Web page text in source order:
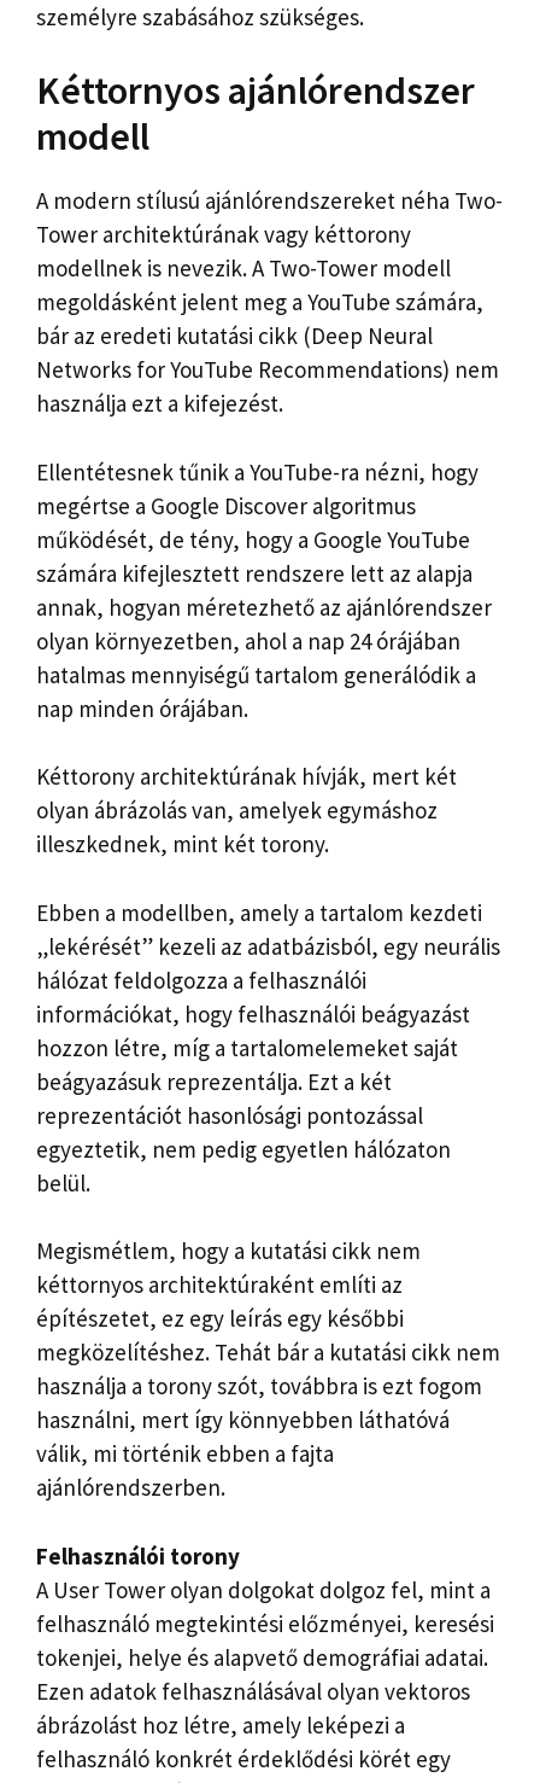
személyre szabásához szükséges.
Kéttornyos ajánlórendszer
modell
A modern stílusú ajánlórendszereket néha Two-
Tower architektúrának vagy kéttorony
modellnek is nevezik. A Two-Tower modell
megoldásként jelent meg a YouTube számára,
bár az eredeti kutatási cikk (Deep Neural
Networks for YouTube Recommendations) nem
használja ezt a kifejezést.
Ellentétesnek tűnik a YouTube-ra nézni, hogy
megértse a Google Discover algoritmus
működését, de tény, hogy a Google YouTube
számára kifejlesztett rendszere lett az alapja
annak, hogyan méretezhető az ajánlórendszer
olyan környezetben, ahol a nap 24 órájában
hatalmas mennyiségű tartalom generálódik a
nap minden órájában.
Kéttorony architektúrának hívják, mert két
olyan ábrázolás van, amelyek egymáshoz
illeszkednek, mint két torony.
Ebben a modellben, amely a tartalom kezdeti
„lekérését” kezeli az adatbázisból, egy neurális
hálózat feldolgozza a felhasználói
információkat, hogy felhasználói beágyazást
hozzon létre, míg a tartalomelemeket saját
beágyazásuk reprezentálja. Ezt a két
reprezentációt hasonlósági pontozással
egyeztetik, nem pedig egyetlen hálózaton
belül.
Megismétlem, hogy a kutatási cikk nem
kéttornyos architektúraként említi az
építészetet, ez egy leírás egy későbbi
megközelítéshez. Tehát bár a kutatási cikk nem
használja a torony szót, továbbra is ezt fogom
használni, mert így könnyebben láthatóvá
válik, mi történik ebben a fajta
ajánlórendszerben.
Felhasználói torony
A User Tower olyan dolgokat dolgoz fel, mint a
felhasználó megtekintési előzményei, keresési
tokenjei, helye és alapvető demográfiai adatai.
Ezen adatok felhasználásával olyan vektoros
ábrázolást hoz létre, amely leképezi a
felhasználó konkrét érdeklődési körét egy